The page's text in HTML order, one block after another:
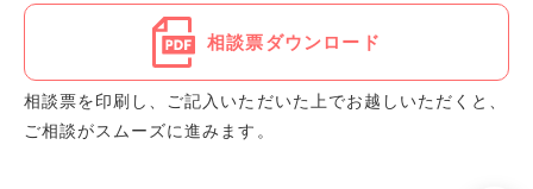
相談票ダウンロード
相談票を印刷し、ご記入いただいた上でお越しいただくと、
ご相談がスムーズに進みます。